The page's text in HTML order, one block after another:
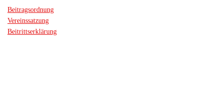
Beitragsordnung
Vereinssatzung
Beitrittserklärung